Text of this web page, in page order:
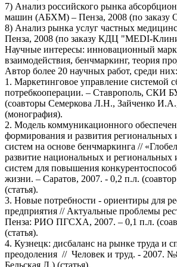
7) Анализ российского рынка
машин (АБХМ) – Пенза, 2008 (по заказу
8) Анализ рынка услуг частных
Пенза, 2008 (по заказу КДЦ "MEDI-
Научные интересы: инновационный
взаимодействия, бенчмаркинг, теория
Автор более 20 научных работ, среди них:
1. Маркетинговое управление системой
потребкооперации. – Ставрополь, СКИ
(соавторы Семеркова Л.Н., Зайченко
(монография).
2. Модель коммуникационного
формирования и развития
систем на основе бенчмаркинга //
развитие национальных и
систем для повышения
жизни. – Саратов, 2007. - 0,2 п.л.
(статья).
3. Новые потребности - ориентиры для
предприятия // Актуальные проблемы
Пенза: РИО ПГСХА, 2007. – 0,1 п.л.
(статья).
4. Кузнецк: дисбаланс на рынке труда и
преодоления // Человек и труд. - 2007.
Бельская Л.) (статья).